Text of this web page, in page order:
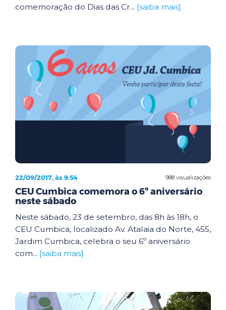
comemoração do Dias das Cr... [saiba mais]
988 visualizações
22/09/2017, às 9:54
CEU Cumbica comemora o 6º aniversário
neste sábado
Neste sábado, 23 de setembro, das 8h às 18h, o
CEU Cumbica, localizado Av. Atalaia do Norte, 455,
Jardim Cumbica, celebra o seu 6º aniversário
com... [saiba mais]